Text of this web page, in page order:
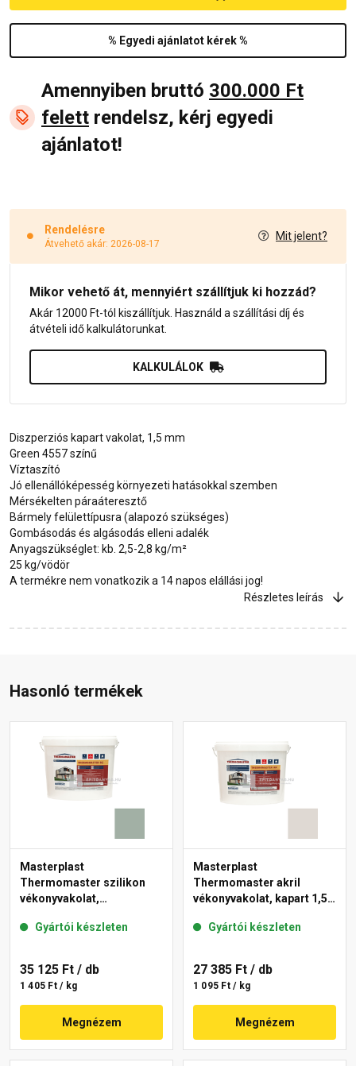
% Egyedi ajánlatot kérek %
Amennyiben bruttó 300.000 Ft
felett rendelsz, kérj egyedi
ajánlatot!
Rendelésre
Átvehető akár: 2026-08-17
Mit jelent?
Mikor vehető át, mennyiért szállítjuk ki hozzád?
Akár 12000 Ft-tól kiszállítjuk. Használd a szállítási díj és
átvételi idő kalkulátorunkat.
KALKULÁLOK
Diszperziós kapart vakolat, 1,5 mm
Green 4557 színű
Víztaszító
Jó ellenállóképesség környezeti hatásokkal szemben
Mérsékelten páraáteresztő
Bármely felülettípusra (alapozó szükséges)
Gombásodás és algásodás elleni adalék
Anyagszükséglet: kb. 2,5-2,8 kg/m²
25 kg/vödör
A termékre nem vonatkozik a 14 napos elállási jog!
Részletes leírás
Hasonló termékek
Masterplast
Thermomaster szilikon
vékonyvakolat,
43-D 25 kg
Gyártói készleten
35 125 Ft / db
1 405 Ft / kg
Megnézem
Masterplast
Thermomaster akril
vékonyvakolat, kapart 1,5
Gyártói készleten
27 385 Ft / db
1 095 Ft / kg
Megnézem